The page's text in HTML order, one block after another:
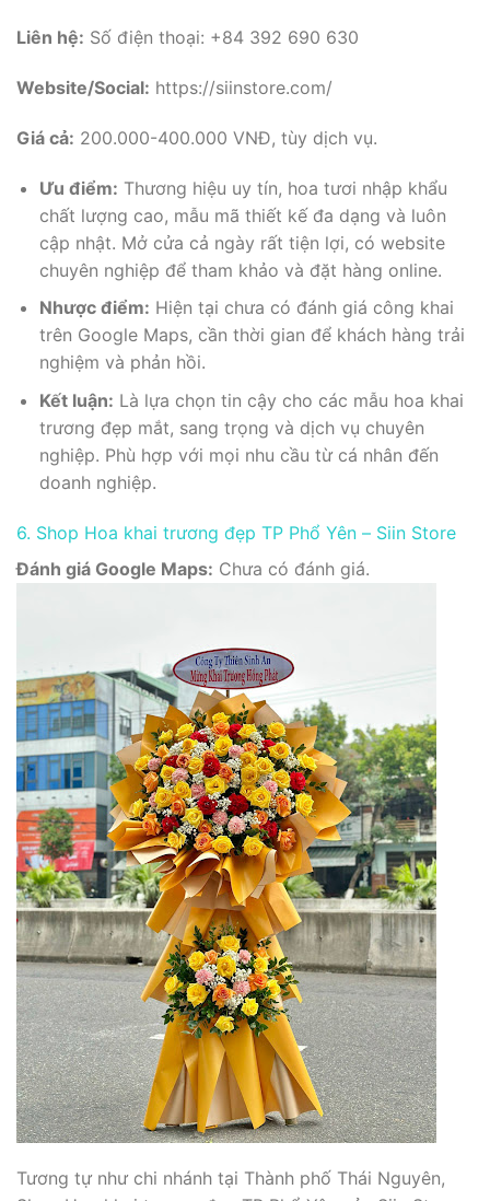
Liên hệ: Số điện thoại: +84 392 690 630
Website/Social: https://siinstore.com/
Giá cả: 200.000-400.000 VNĐ, tùy dịch vụ.
Ưu điểm: Thương hiệu uy tín, hoa tươi nhập khẩu
chất lượng cao, mẫu mã thiết kế đa dạng và luôn
cập nhật. Mở cửa cả ngày rất tiện lợi, có website
chuyên nghiệp để tham khảo và đặt hàng online.
Nhược điểm: Hiện tại chưa có đánh giá công khai
trên Google Maps, cần thời gian để khách hàng trải
nghiệm và phản hồi.
Kết luận: Là lựa chọn tin cậy cho các mẫu hoa khai
trương đẹp mắt, sang trọng và dịch vụ chuyên
nghiệp. Phù hợp với mọi nhu cầu từ cá nhân đến
doanh nghiệp.
6. Shop Hoa khai trương đẹp TP Phổ Yên – Siin Store
Đánh giá Google Maps: Chưa có đánh giá.
Tương tự như chi nhánh tại Thành phố Thái Nguyên,